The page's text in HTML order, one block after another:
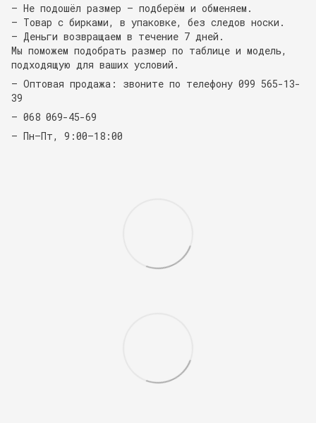
— Не подошёл размер — подберём и обменяем.
— Товар с бирками, в упаковке, без следов носки.
— Деньги возвращаем в течение 7 дней.
Мы поможем подобрать размер по таблице и модель,
подходящую для ваших условий.
— Оптовая продажа: звоните по телефону 099 565-13-
39
— 068 069-45-69
— Пн–Пт, 9:00–18:00